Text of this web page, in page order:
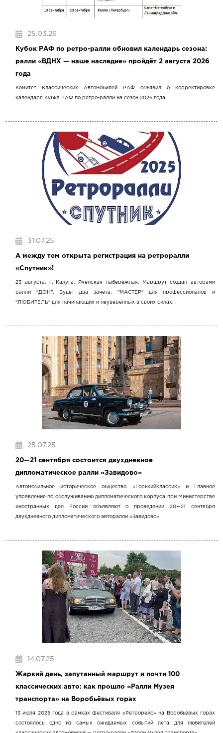
25.03.26
Кубок РАФ по ретро-ралли обновил календарь сезона:
ралли «ВДНХ — наше наследие» пройдёт 2 августа 2026
года
Комитет Классических Автомобилей РАФ объявил о корректировке
календаря Кубка РАФ по ретро-ралли на сезон 2026 года.
31.07.25
А между тем открыта регистрация на ретроралли
«Спутник»!
23 августа, г. Калуга, Яченская набережная. Маршрут создан авторами
ралли "ДОН". Будет два зачета: "МАСТЕР" для профессионалов и
"ЛЮБИТЕЛЬ" для начинающих и неуверенных в своих силах.
25.07.25
20—21 сентября состоится двухдневное
дипломатическое ралли «Завидово»
Автомобильное историческое общество «Горькийклассик» и Главное
управление по обслуживанию дипломатического корпуса при Министерстве
иностранных дел России объявляют о проведении 20—21 сентября
двухдневного дипломатического авторалли «Завидово»
14.07.25
Жаркий день, запутанный маршрут и почти 100
классических авто: как прошло «Ралли Музея
транспорта» на Воробьёвых горах
13 июля 2025 года в рамках фестиваля «Ретрорейс» на Воробьёвых горах
состоялось одно из самых ожидаемых событий лета для любителей